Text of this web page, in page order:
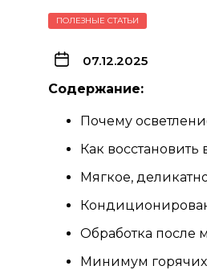
ПОЛЕЗНЫЕ СТАТЬИ
07.12.2025
Содержание:
Почему
Как
Мягкое,
Обработка после
Минимум горячих